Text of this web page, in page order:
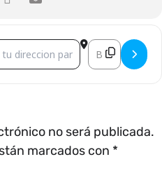
[] Destination
no será publicada.
marcados con *